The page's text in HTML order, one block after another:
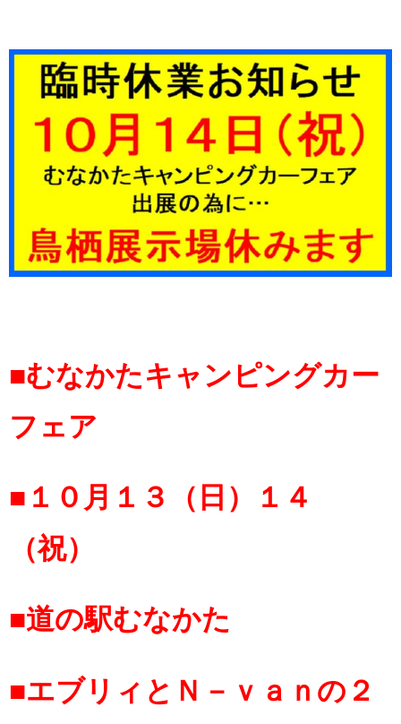
■むなかたキャンピングカー
フェア
■１０月１３（日）１４
（祝）
■道の駅むなかた
■エブリィとＮ－ｖａｎの２